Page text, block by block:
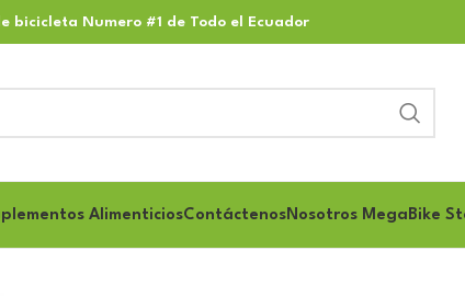
bicicleta Numero #1 de Todo el Ecuador
AlimenticiosContáctenosNosotros MegaBike